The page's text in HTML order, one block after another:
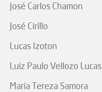
José Carlos Chamon
José Cirillo
Lucas Izoton
Luiz Paulo Vellozo Lucas
Maria Tereza Samora